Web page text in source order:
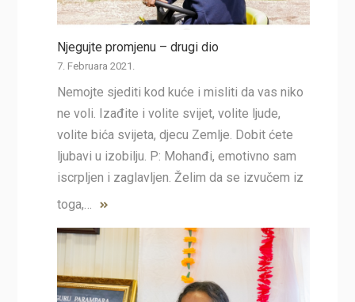
Njegujte promjenu – drugi dio
7. Februara 2021.
Nemojte sjediti kod kuće i misliti da vas niko
ne voli. Izađite i volite svijet, volite ljude,
volite bića svijeta, djecu Zemlje. Dobit ćete
ljubavi u izobilju. P: Mohanđi, emotivno sam
iscrpljen i zaglavljen. Želim da se izvučem iz
toga,…